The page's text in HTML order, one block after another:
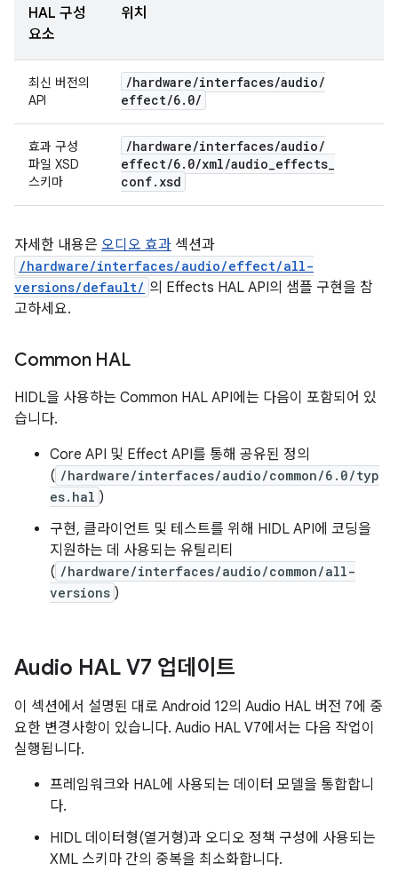
HAL 구성
요소
위치
최신 버전의
API
/hardware/interfaces/audio/
effect/6. 0/
효과 구성
파일 XSD
스키마
/hardware/interfaces/audio/
effect/6. 0/xml/audio_effects_
conf. xsd
자세한 내용은 오디오 효과 섹션과
/hardware/interfaces/audio/effect/all-
versions/default/ 의 Effects HAL API의 샘플 구현을 참
고하세요.
Common HAL
HIDL을 사용하는 Common HAL API에는 다음이 포함되어 있
습니다.
Core API 및 Effect API를 통해 공유된 정의
( /hardware/interfaces/audio/common/6.0/typ
es.hal )
구현, 클라이언트 및 테스트를 위해 HIDL API에 코딩을
지원하는 데 사용되는 유틸리티
( /hardware/interfaces/audio/common/all-
versions )
Audio HAL V7 업데이트
이 섹션에서 설명된 대로 Android 12의 Audio HAL 버전 7에 중
요한 변경사항이 있습니다. Audio HAL V7에서는 다음 작업이
실행됩니다.
프레임워크와 HAL에 사용되는 데이터 모델을 통합합니
다.
HIDL 데이터형(열거형)과 오디오 정책 구성에 사용되는
XML 스키마 간의 중복을 최소화합니다.